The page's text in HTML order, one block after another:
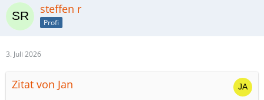
steffen r
Profi
3. Juli 2026
Zitat von Jan